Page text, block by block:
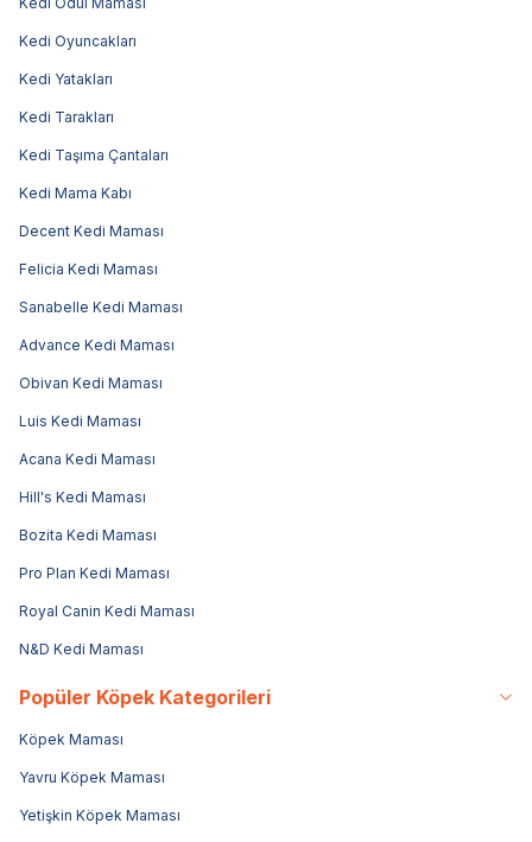
Kedi Oyuncakları
Kedi Yatakları
Kedi Tarakları
Kedi Taşıma Çantaları
Kedi Mama Kabı
Decent Kedi Maması
Felicia Kedi Maması
Sanabelle Kedi Maması
Advance Kedi Maması
Obivan Kedi Maması
Luis Kedi Maması
Acana Kedi Maması
Hill's Kedi Maması
Bozita Kedi Maması
Pro Plan Kedi Maması
Royal Canin Kedi Maması
N&D Kedi Maması
Popüler Köpek Kategorileri
Köpek Maması
Yavru Köpek Maması
Yetişkin Köpek Maması